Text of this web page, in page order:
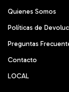
Quienes Somos
Políticas de
Preguntas
Contacto
LOCAL